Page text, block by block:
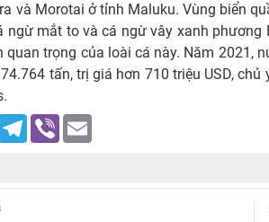
và Morotai ở tỉnh Maluku. Vùng biển
ngừ mắt to và cá ngừ vây xanh
trọng của loài cá này. Năm 2021,
tấn, trị giá hơn 710 triệu USD, chủ
Telegram
Viber